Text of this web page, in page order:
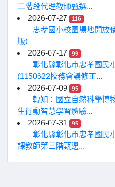
二階段代理教師甄選...
2026-07-27
116
忠孝國小校園場地開放
版）
2026-07-17
99
彰化縣彰化市忠孝國民
(1150622校務會議修正...
2026-07-09
95
轉知：國立自然科學博
生行動智慧學習體驗...
2026-07-31
95
彰化縣彰化市忠孝國民
課教師第三階甄選...